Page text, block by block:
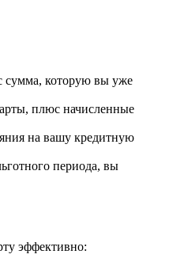
сумма, которую вы уже
плюс начисленные
на вашу кредитную
периода, вы
эффективно: